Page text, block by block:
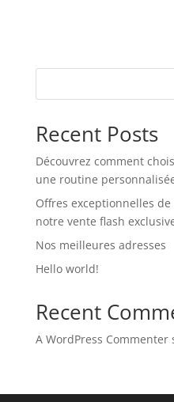
Recent Posts
Découvrez comment
une routine
Offres exceptionnelles
notre vente flash
Nos meilleures adresses
Hello world!
Recent
A WordPress Commenter